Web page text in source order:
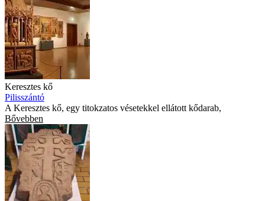
Keresztes kő
Pilisszántó
A Keresztes kő, egy titokzatos vésetekkel ellátott kődarab,
Bővebben